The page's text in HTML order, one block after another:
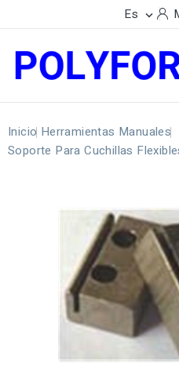
Es 
Inicio Herramientas Manuales
Soporte Para Cuchillas